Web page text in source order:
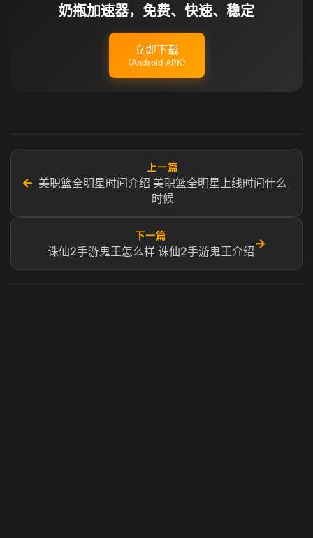
奶瓶加速器，免费、快速、稳定
立即下载
（Android APK）
←
上一篇
美职篮全明星时间介绍 美职篮全明星上线时间什么
时候
下一篇
诛仙2手游鬼王怎么样 诛仙2手游鬼王介绍
→